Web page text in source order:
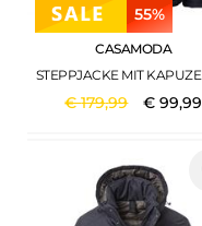
55%
CASAMODA
€179,99 €99,99